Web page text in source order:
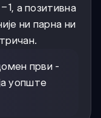
−1, а позитивна
ни парна ни
први -
уопште